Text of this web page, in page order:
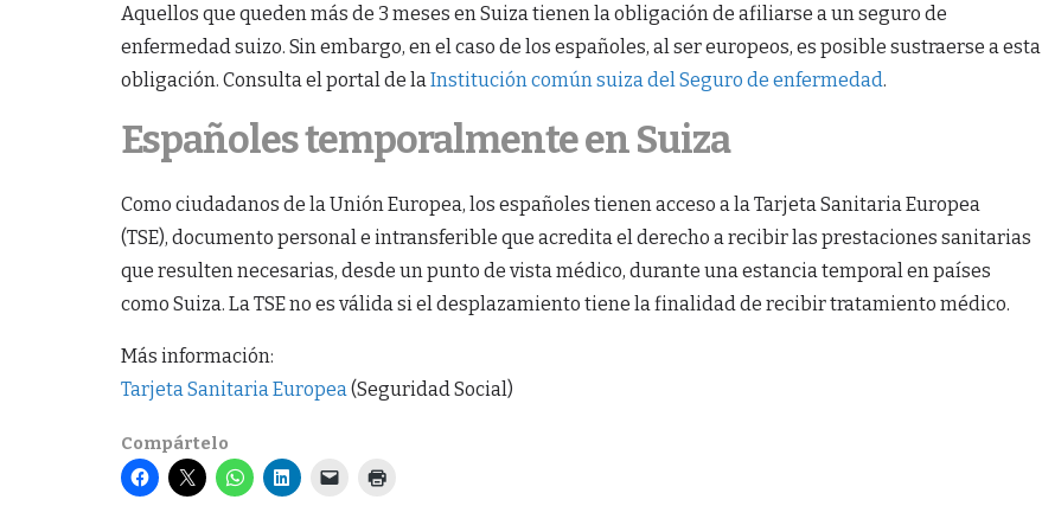
Aquellos que queden más de 3 meses en Suiza tienen la obligación de afiliarse a un seguro de
enfermedad suizo. Sin embargo, en el caso de los españoles, al ser europeos, es posible sustraerse a esta
obligación. Consulta el portal de laInstitución común suiza del Seguro de enfermedad.
Españoles temporalmente en Suiza
Como ciudadanos de la Unión Europea, los españoles tienen acceso a la Tarjeta Sanitaria Europea
(TSE), documento personal e intransferible que acredita el derecho a recibir las prestaciones sanitarias
que resulten necesarias, desde un punto de vista médico, durante una estancia temporal en países
como Suiza. La TSE no es válida si el desplazamiento tiene la finalidad de recibir tratamiento médico.
Más información:
Tarjeta Sanitaria Europea(Seguridad Social)
Compártelo